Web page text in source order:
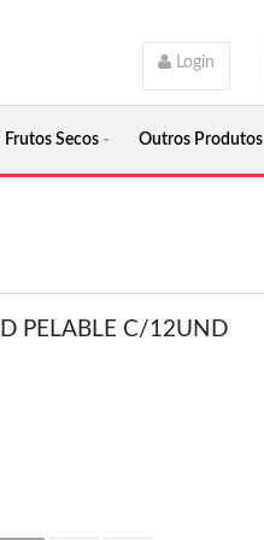
Login
Frutos Secos Outros Produtos
PELABLE C/12UND